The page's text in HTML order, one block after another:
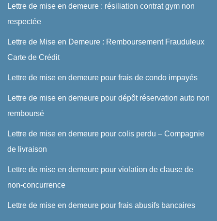
Lettre de mise en demeure : résiliation contrat gym non
respectée
Lettre de Mise en Demeure : Remboursement Frauduleux
Carte de Crédit
Lettre de mise en demeure pour frais de condo impayés
Lettre de mise en demeure pour dépôt réservation auto non
remboursé
Lettre de mise en demeure pour colis perdu – Compagnie
de livraison
Lettre de mise en demeure pour violation de clause de
non-concurrence
Lettre de mise en demeure pour frais abusifs bancaires